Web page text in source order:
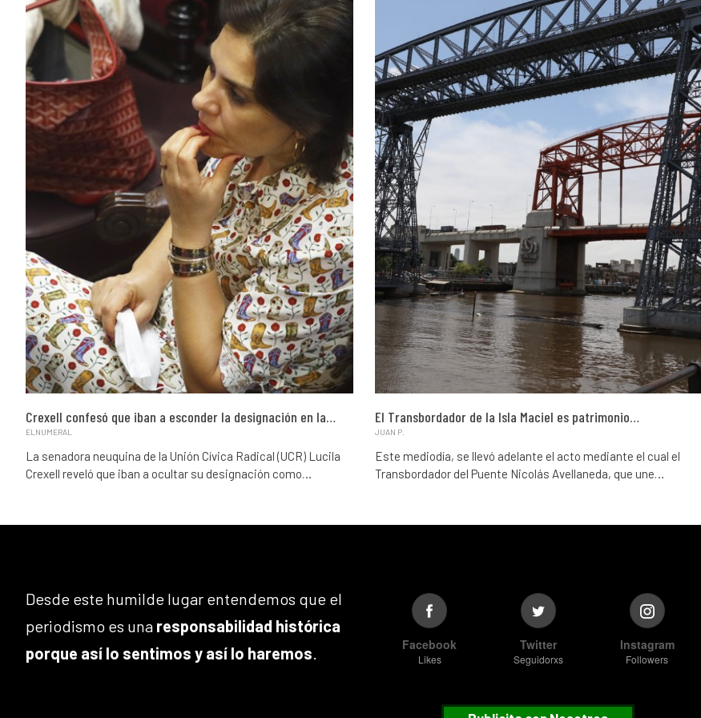
Crexell confesó que iban a esconder la designación en la…
ELNUMERAL
La senadora neuquina de la Unión Cívica Radical (UCR) Lucila
Crexell reveló que iban a ocultar su designación como…
El Transbordador de la Isla Maciel es patrimonio…
JUAN P.
Este mediodía, se llevó adelante el acto mediante el cual el
Transbordador del Puente Nicolás Avellaneda, que une…
Desde este humilde lugar entendemos que el
periodismo es una responsabilidad histórica
porque así lo sentimos y así lo haremos
Facebook
Likes
Twitter
Seguidorxs
Instagram
Followers